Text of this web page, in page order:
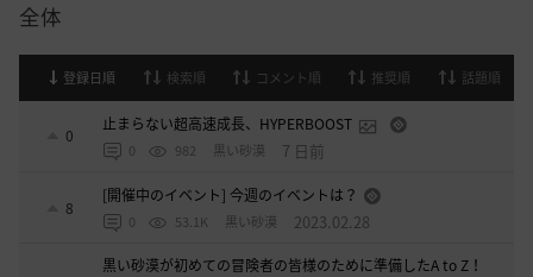
全体
登録日順 検索順 コメント順 推奨順 話題順
0
止まらない超高速成長、HYPERBOOST
0 982 黒い砂漠 7 日前
8
[開催中のイベント] 今週のイベントは？
0 53.1K 黒い砂漠 2023.02.28
黒い砂漠が初めての冒険者の皆様のために準備したA to Z！